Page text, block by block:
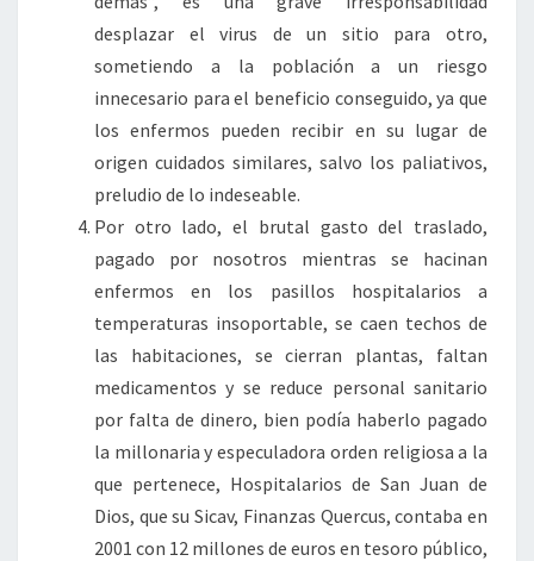
desplazar el virus de un sitio para otro,
sometiendo a la población a un riesgo
innecesario para el beneficio conseguido, ya que
los enfermos pueden recibir en su lugar de
origen cuidados similares, salvo los paliativos,
preludio de lo indeseable.
Por otro lado, el brutal gasto del traslado,
pagado por nosotros mientras se hacinan
enfermos en los pasillos hospitalarios a
temperaturas insoportable, se caen techos de
las habitaciones, se cierran plantas, faltan
medicamentos y se reduce personal sanitario
por falta de dinero, bien podía haberlo pagado
la millonaria y especuladora orden religiosa a la
que pertenece, Hospitalarios de San Juan de
Dios, que su Sicav, Finanzas Quercus, contaba en
2001 con 12 millones de euros en tesoro público,